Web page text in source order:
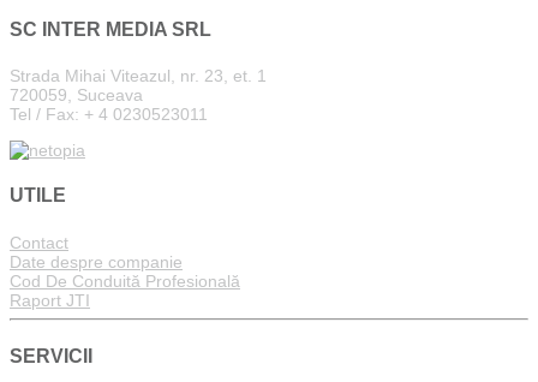
SC INTER MEDIA SRL
Strada Mihai Viteazul, nr. 23, et. 1
720059, Suceava
Tel / Fax: + 4 0230523011
UTILE
Contact
Date despre companie
Cod De Conduită Profesională
Raport JTI
SERVICII